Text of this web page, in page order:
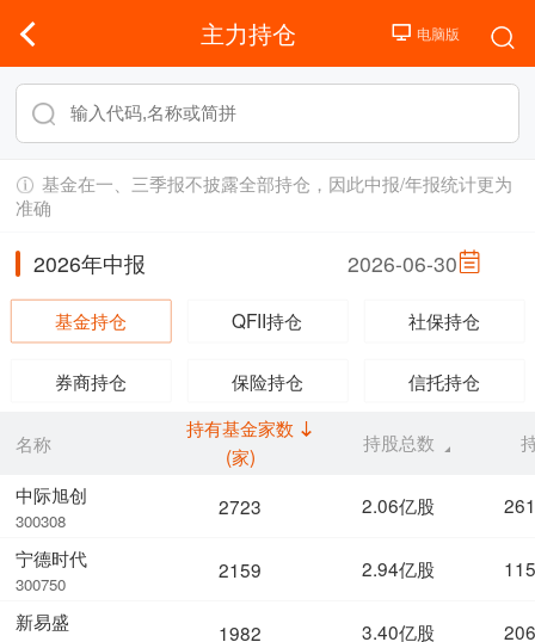
主力持仓
基金在一、三季报不披露全部持仓，因此中报/年报统计更为
准确
2026年中报 2026-06-30
基金持仓 QFII持仓 社保持仓
券商持仓 保险持仓 信托持仓
名称
中际旭创
300308
宁德时代
300750
新易盛
持有基金家数
(家)
持股总数
2723 2.06亿股
2159 2.94亿股
1982 3.40亿股